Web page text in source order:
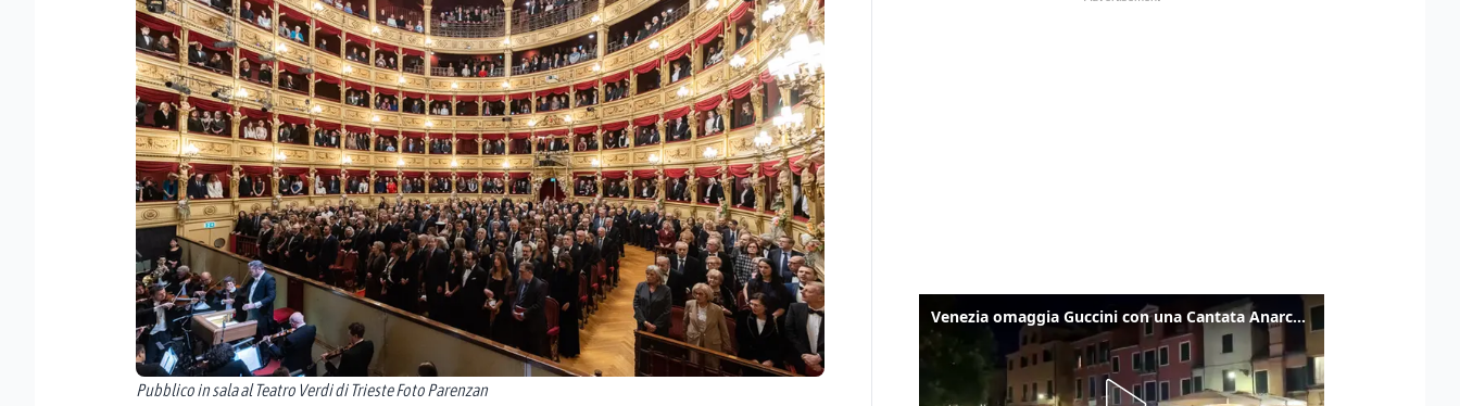
Pubblico in sala al Teatro Verdi di Trieste Foto Parenzan
Venezia omaggia Guccini con una Cantata Anarchica in campo Santa Margherita